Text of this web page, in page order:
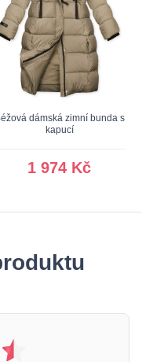
dámská zimní bunda s
kapucí
1 974 Kč